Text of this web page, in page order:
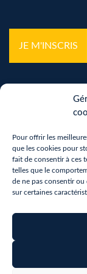
Pour offrir les
que les cookies pour
fait de consentir à ces
telles que le
de ne pas consentir
sur certaines
Vos